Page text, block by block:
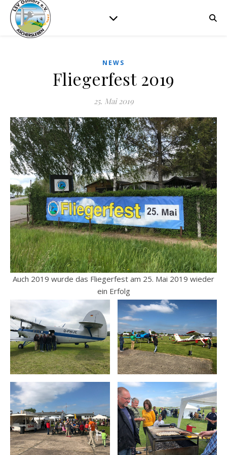
NEWS
Fliegerfest 2019
25. Mai 2019
Auch 2019 wurde das Fliegerfest am 25. Mai 2019 wieder
ein Erfolg